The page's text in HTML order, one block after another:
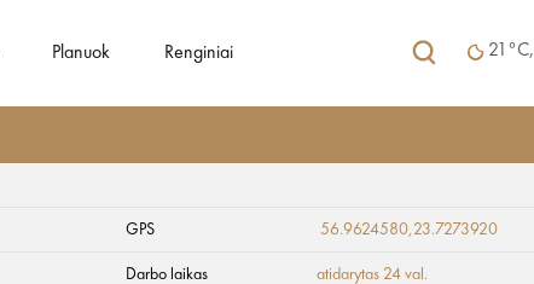
Planuok Renginiai 21°C,
GPS 56.9624580,23.7273920
Darbo laikas atidarytas 24 val.